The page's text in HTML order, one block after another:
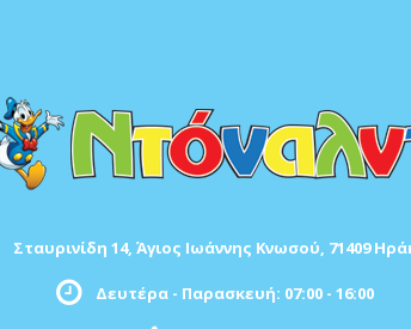
Σταυρινίδη 14, Άγιος Ιωάννης Κνωσού, 71409
Δευτέρα - Παρασκευή: 07:00 - 16:00